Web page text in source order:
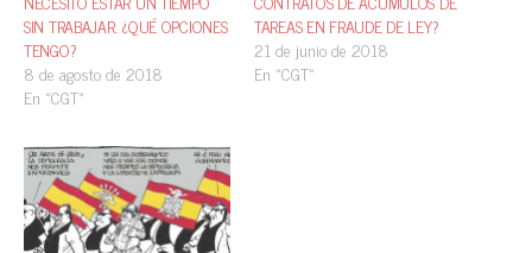
SIN TRABAJAR. ¿QUÉ OPCIONES
TENGO?
8 de agosto de 2018
En «CGT»
TAREAS EN FRAUDE DE LEY?
21 de junio de 2018
En «CGT»